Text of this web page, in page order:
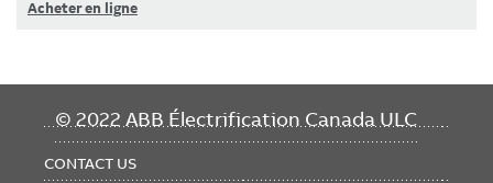
Acheter en ligne
© 2022 ABB Électrification Canada ULC
FOOTER
CONTACT US